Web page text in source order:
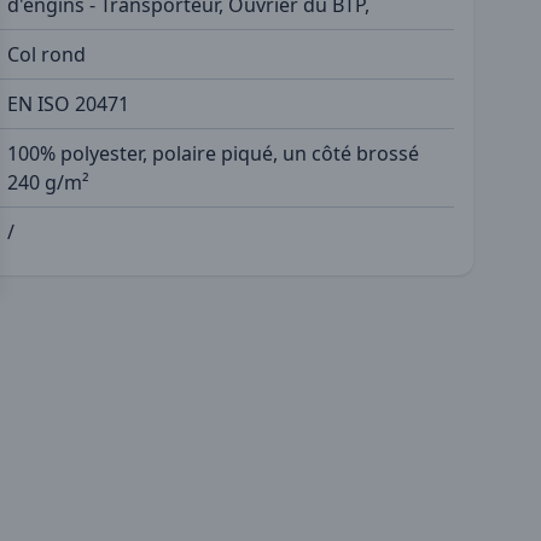
Col rond
EN ISO 20471
100% polyester, polaire piqué, un côté brossé
240 g/m²
/